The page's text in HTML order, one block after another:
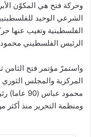
وحركة فتح هي المكوّن
الشرعي الوحيد
الفلسطينية وتغيب عنها
الرئيس الفلسطيني
واستمرّ مؤتمر فتح الثامن
المركزية والمجلس
محمود
ومنظمة التحرير منذ أكثر